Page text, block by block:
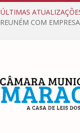
ÚLTIMAS